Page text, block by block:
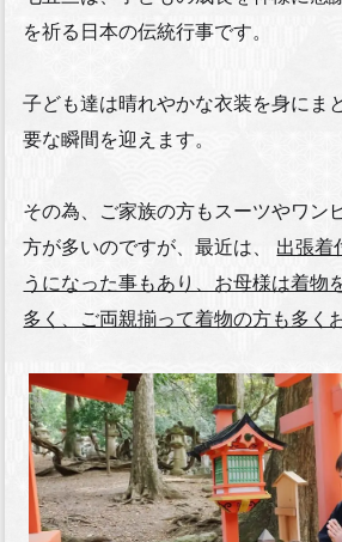
を祈る日本の伝統行事です。
子ども達は晴れやかな衣装を身にま
要な瞬間を迎えます。
その為、ご家族の方もスーツやワン
方が多いのですが、最近は、 出張着
うになった事もあり、お母様は着物
多く、ご両親揃って着物の方も多く